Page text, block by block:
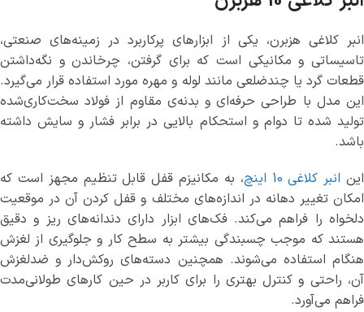
انبر کلاغی هزبرن، یکی از ابزارهای پرکاربرد در زمینه‌های صنعتی،
تاسیساتی و مکانیکی است که برای گرفتن، چرخاندن و نگه‌داشتن
قطعات گرد یا چندضلعی مانند لوله و مهره مورد استفاده قرار می‌گیرد.
این مدل با طراحی حرفه‌ای و بدنه‌ی مقاوم از فولاد سخت‌کاری‌شده
تولید شده تا دوام و استحکام بالایی در برابر فشار و سایش داشته
باشد.
این انبر کلاغی 10 اینچ
، به مکانیزم قفل قابل تنظیم مجهز است که
امکان تغییر دهانه در اندازه‌های مختلف و قفل کردن آن در موقعیت
دلخواه را فراهم می‌کند. فک‌های ابزار دارای دندانه‌های ریز و دقیق
هستند که موجب چسبندگی بیشتر به سطح کار و جلوگیری از لغزش
هنگام استفاده می‌شوند. همچنین دسته‌های روکش‌دار و ضدلغزش
آن، راحتی و کنترل بهتری را برای کاربر در حین کارهای طولانی‌مدت
فراهم می‌آورد.